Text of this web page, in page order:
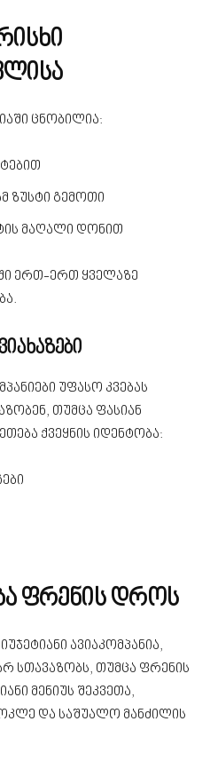
ცნობილია:
ზუსტი გემოთი
მაღალი დონით
ერთ-ერთ ყველაზე
უფასო კვებას
თუმცა ფასიან
ქვეყნის იდენტობა:
ფრენის დროს
ავიაკომპანია,
სთავაზობს, თუმცა ფრენის
მენიუს შეკვეთა,
და საშუალო მანძილის